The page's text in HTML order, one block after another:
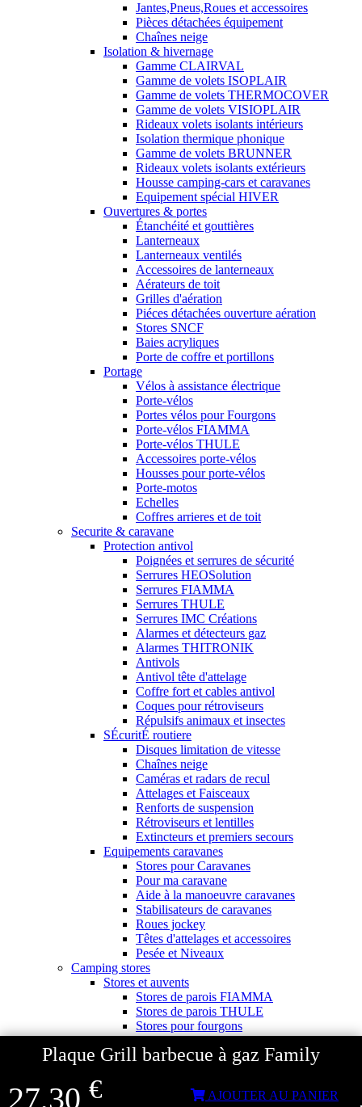
Plaque Grill barbecue à gaz Family
27,30 € AJOUTER AU PANIER
Jantes,Pneus,Roues et accessoires
Pièces détachées équipement
Chaînes neige
Isolation & hivernage
Gamme CLAIRVAL
Gamme de volets ISOPLAIR
Gamme de volets THERMOCOVER
Gamme de volets VISIOPLAIR
Rideaux volets isolants intérieurs
Isolation thermique phonique
Gamme de volets BRUNNER
Rideaux volets isolants extérieurs
Housse camping-cars et caravanes
Equipement spécial HIVER
Ouvertures & portes
Étanchéité et gouttières
Lanterneaux
Lanterneaux ventilés
Accessoires de lanterneaux
Aérateurs de toit
Grilles d'aération
Piéces détachées ouverture aération
Stores SNCF
Baies acryliques
Porte de coffre et portillons
Portage
Vélos à assistance électrique
Porte-vélos
Portes vélos pour Fourgons
Porte-vélos FIAMMA
Porte-vélos THULE
Accessoires porte-vélos
Housses pour porte-vélos
Porte-motos
Echelles
Coffres arrieres et de toit
Securite & caravane
Protection antivol
Poignées et serrures de sécurité
Serrures HEOSolution
Serrures FIAMMA
Serrures THULE
Serrures IMC Créations
Alarmes et détecteurs gaz
Alarmes THITRONIK
Antivols
Antivol tête d'attelage
Coffre fort et cables antivol
Coques pour rétroviseurs
Répulsifs animaux et insectes
SÉcuritÉ routiere
Disques limitation de vitesse
Chaînes neige
Caméras et radars de recul
Attelages et Faisceaux
Renforts de suspension
Rétroviseurs et lentilles
Extincteurs et premiers secours
Equipements caravanes
Stores pour Caravanes
Pour ma caravane
Aide à la manoeuvre caravanes
Stabilisateurs de caravanes
Roues jockey
Têtes d'attelages et accessoires
Pesée et Niveaux
Camping stores
Stores et auvents
Stores de parois FIAMMA
Stores de parois THULE
Stores pour fourgons
Stores de toit FIAMMA
Stores de toit THULE
Pièces détachées stores